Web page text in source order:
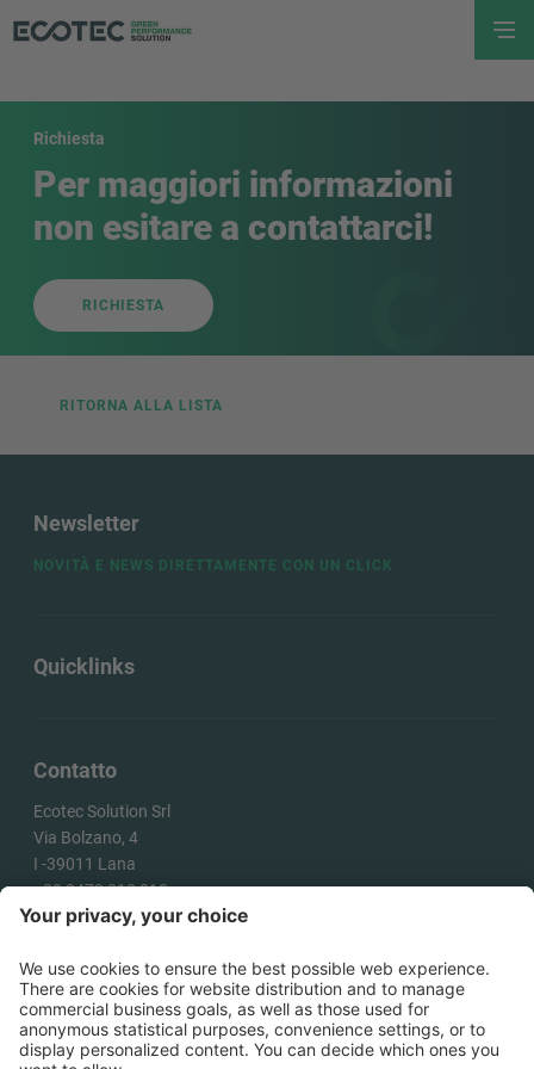
Richiesta
Per maggiori informazioni
non esitare a contattarci!
RICHIESTA
RITORNA ALLA LISTA
Contatto
Ecotec Solution Srl
Via Bolzano, 4
I -39011 Lana
+39 0473 313 010
info@ecotecsolution.com
COME ARRIVARE
Quicklinks
Newsletter
NOVITÀ E NEWS DIRETTAMENTE CON UN CLICK